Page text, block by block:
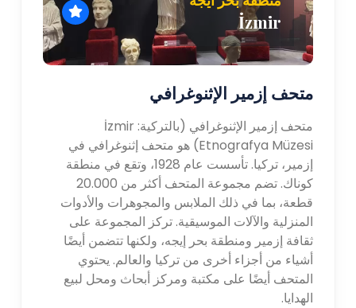
İzmir
متحف إزمير الإثنوغرافي
متحف إزمير الإثنوغرافي (بالتركية: İzmir
Etnografya Müzesi) هو متحف إثنوغرافي في
إزمير، تركيا. تأسست عام 1928، وتقع في منطقة
كوناك. تضم مجموعة المتحف أكثر من 20.000
قطعة، بما في ذلك الملابس والمجوهرات والأدوات
المنزلية والآلات الموسيقية. تركز المجموعة على
ثقافة إزمير ومنطقة بحر إيجه، ولكنها تتضمن أيضًا
أشياء من أجزاء أخرى من تركيا والعالم. يحتوي
المتحف أيضًا على مكتبة ومركز أبحاث ومحل لبيع
الهدايا.